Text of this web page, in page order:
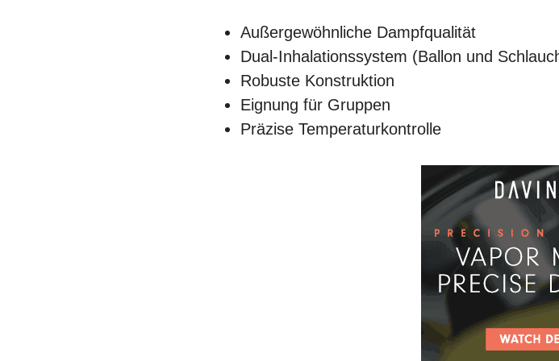
Außergewöhnliche Dampfqualität
Dual-Inhalationssystem (Ballon und
Robuste Konstruktion
Eignung für Gruppen
Präzise Temperaturkontrolle